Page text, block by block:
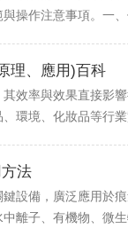
操作注意事項。一
理、應用)百科
效率與效果直接影
環境、化妝品等行
法
設備，廣泛應用於
離子、有機物、微生